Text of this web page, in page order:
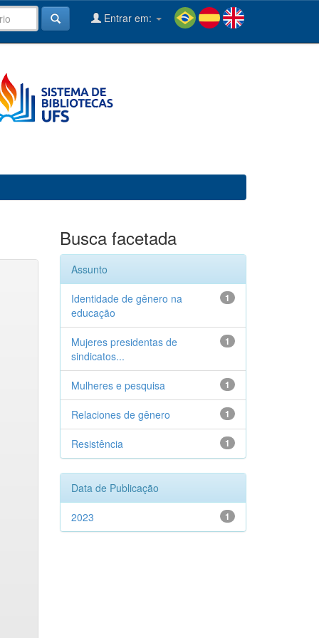
Entrar em:
Busca facetada
Assunto
1
Identidade de gênero na
educação
1
Mujeres presidentas de
sindicatos...
1
Mulheres e pesquisa
1
Relaciones de gênero
1
Resistência
Data de Publicação
1
2023